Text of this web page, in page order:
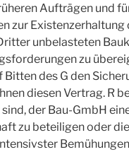
Aufträgen und
zur Existenzerhaltung
unbelasteten
zu
des G den
diesen Vertrag. R
der Bau-GmbH
zu beteiligen oder